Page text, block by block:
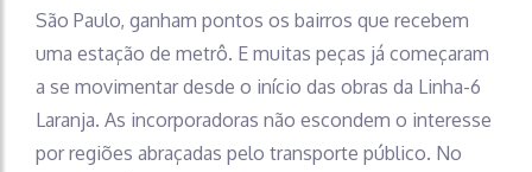
São Paulo, ganham pontos os bairros que recebem
uma estação de metrô. E muitas peças já começaram
a se movimentar desde o início das obras da Linha-6
Laranja. As incorporadoras não escondem o interesse
por regiões abraçadas pelo transporte público. No